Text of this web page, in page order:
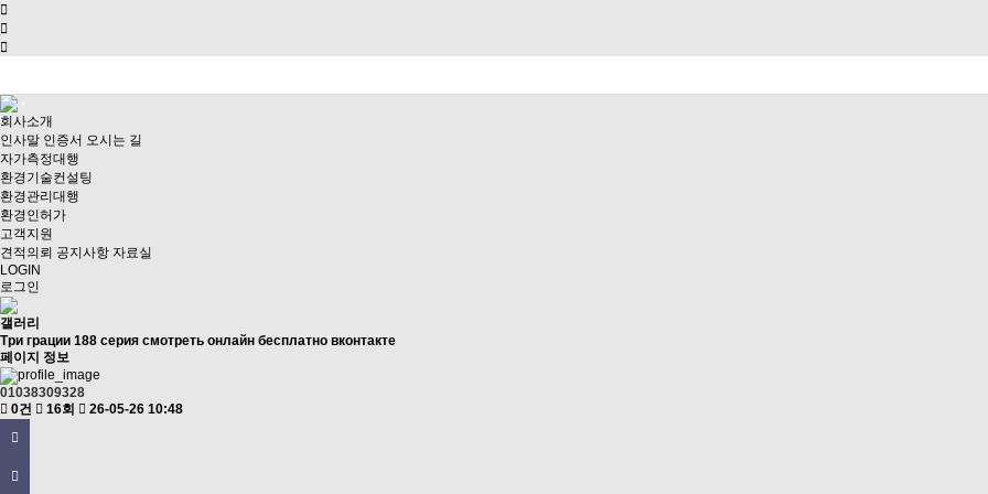
회사소개
인사말 인증서 오시는 길
자가측정대행
환경기술컨설팅
환경관리대행
환경인허가
고객지원
견적의뢰 공지사항 자료실
LOGIN
로그인
갤러리
Три грации 188 серия смотреть онлайн бесплатно вконтакте
페이지 정보
01038309328
0건
16회 26-05-26 10:48